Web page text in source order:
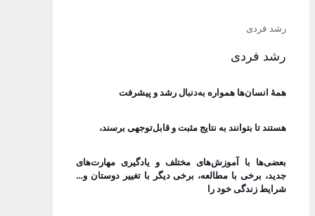
رشد فردی
رشد فردی
همۀ انسان‌ها همواره به‌دنبال رشد و پیشرفت
هستند تا بتوانند به نتایج مثبت و قابل‌توجهی برسند،
بعضی‌ها با آموزش‌های مختلف و یادگیری مهارت‌های
جدید، برخی با مطالعه، برخی دیگر با تغییر دوستان و…
شرایط زندگی خود را